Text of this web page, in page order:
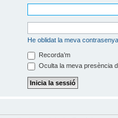
He oblidat la meva contrasenya
Recorda’m
Oculta la meva presència